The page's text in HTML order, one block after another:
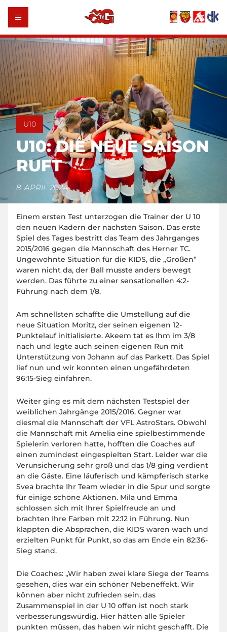
U10
U10: DIE NEUE SAISON
RUFT
8. APRIL 2024
Einem ersten Test unterzogen die Trainer der U 10
den neuen Kadern der nächsten Saison. Das erste
Spiel des Tages bestritt das Team des Jahrganges
2015/2016 gegen die Mannschaft des Herner TC.
Ungewohnte Situation für die KIDS, die „Großen“
waren nicht da, der Ball musste anders bewegt
werden. Das führte zu einer sensationellen 4:2-
Führung nach dem 1/8.
Am schnellsten schaffte die Umstellung auf die
neue Situation Moritz, der seinen eigenen 12-
Punktelauf initialisierte. Akeem tat es Ihm im 3/8
nach und legte auch seinen eigenen Run mit
Unterstützung von Johann auf das Parkett. Das Spiel
lief nun und wir konnten einen ungefährdeten
96:15-Sieg einfahren.
Weiter ging es mit dem nächsten Testspiel der
weiblichen Jahrgänge 2015/2016. Gegner war
diesmal die Mannschaft der VFL AstroStars. Obwohl
die Mannschaft mit Amelia eine spielbestimmende
Spielerin verloren hatte, hofften die Coaches auf
einen zumindest eingespielten Start. Leider war die
Verunsicherung sehr groß und das 1/8 ging verdient
an die Gäste. Eine läuferisch und kämpferisch starke
Svea brachte Ihr Team wieder in die Spur und sorgte
für einige schöne Aktionen. Mila und Emma
schlossen sich mit Ihrer Spielfreude an und
brachten Ihre Farben mit 22:12 in Führung. Nun
klappten die Absprachen, die KIDS waren wach und
erzielten Punkt für Punkt, so das am Ende ein 82:36-
Sieg stand.
Die Coaches: „Wir haben zwei klare Siege der Teams
gesehen, dies war ein schöner Nebeneffekt. Wir
können aber nicht zufrieden sein, das
Zusammenspiel in der U 10 offen ist noch stark
verbesserungswürdig. Hier hätten alle Spieler
punkten müssen, das haben wir nicht geschafft. Die